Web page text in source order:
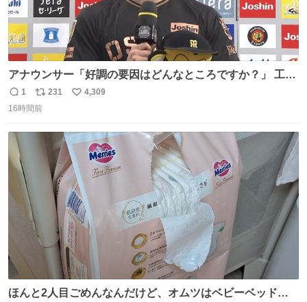
アナウンサー「好調の要因はどんなところですか？」 工藤
「え〜、、、要因、、、」 阪神ファン「ﾌｧﾝﾉｵｶｹﾞｰ!」 工藤
「ファンのおかげですっ！😎」 阪神ファンやっぱりオモロ
返
信
1
リ
ポ
231
い
数
4,309
16時間前
ほんと2人目ごめんなんだけど、オムツはベビーベッドにS